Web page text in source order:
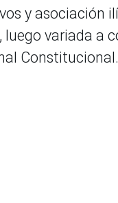
y asociación
variada a
Constitucional.